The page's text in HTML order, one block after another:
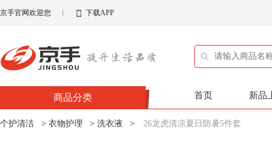
京手官网欢迎您 下载APP
首页 新品
商品分类
个护清洁 > 衣物护理 > 洗衣液 > 26龙虎清凉夏日防暑5件套